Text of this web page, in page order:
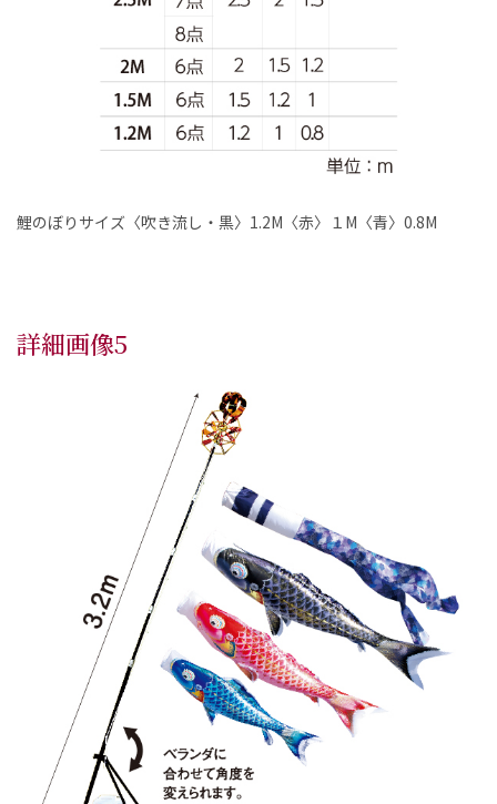
鯉のぼりサイズ〈吹き流し・黒〉1.2M〈赤〉１M〈青〉0.8M
詳細画像5